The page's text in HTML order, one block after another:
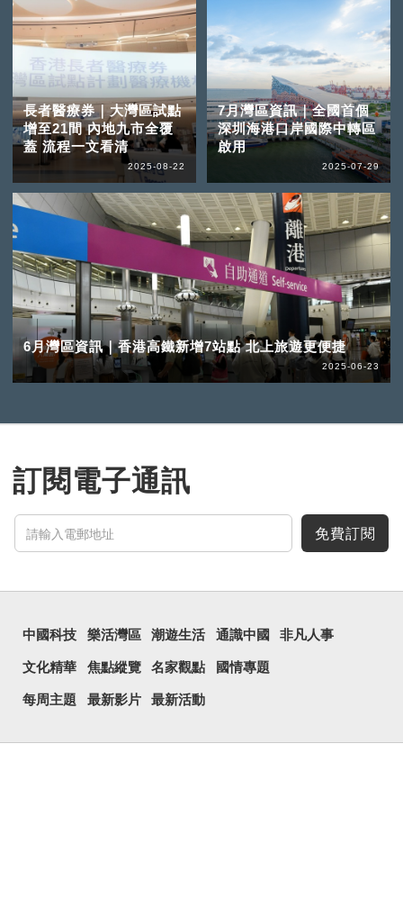
長者醫療券｜大灣區試點
增至21間 內地九市全覆
蓋 流程一文看清
2025-08-22
7月灣區資訊｜全國首個
深圳海港口岸國際中轉區
啟用
2025-07-29
6月灣區資訊｜香港高鐵新增7站點 北上旅遊更便捷
2025-06-23
訂閱電子通訊
免費訂閱
中國科技 樂活灣區 潮遊生活 通識中國 非凡人事
文化精華 焦點縱覽 名家觀點 國情專題
每周主題 最新影片 最新活動